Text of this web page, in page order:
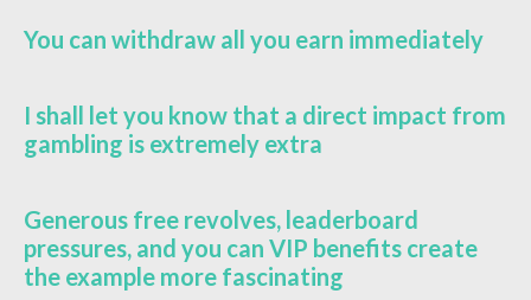
You can withdraw all you earn immediately
I shall let you know that a direct impact from
gambling is extremely extra
Generous free revolves, leaderboard
pressures, and you can VIP benefits create
the example more fascinating